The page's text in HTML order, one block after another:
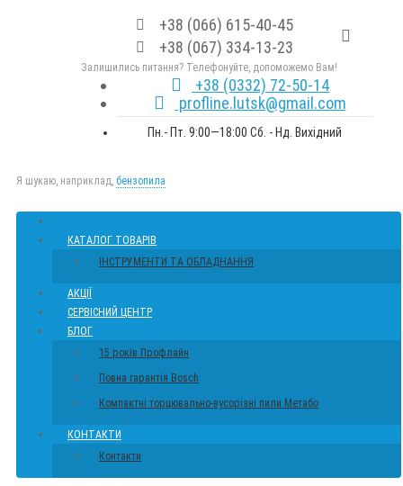
+38 (066) 615-40-45
+38 (067) 334-13-23
Залишились питання? Телефонуйте, допоможемо Вам!
+38 (0332) 72-50-14
profline.lutsk@gmail.com
Пн.- Пт. 9:00—18:00 Сб. - Нд. Вихідний
Я шукаю, наприклад, бензопила
КАТАЛОГ ТОВАРІВ
ІНСТРУМЕНТИ ТА ОБЛАДНАННЯ
АКЦІЇ
СЕРВІСНИЙ ЦЕНТР
БЛОГ
15 років Профлайн
Повна гарантія Bosch
Компактні торцювально-вусорізні пили Метабо
КОНТАКТИ
Контакти